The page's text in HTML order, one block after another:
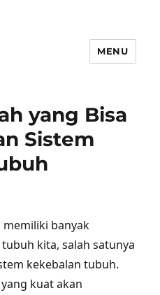
MENU
yang Bisa
Sistem
banyak
kita, salah satunya
kekebalan tubuh.
kuat akan